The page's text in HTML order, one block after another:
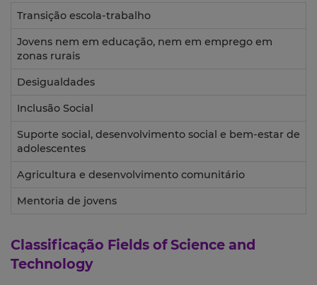
Transição escola-trabalho
Jovens nem em educação, nem em emprego em
zonas rurais
Desigualdades
Inclusão Social
Suporte social, desenvolvimento social e bem-estar de
adolescentes
Agricultura e desenvolvimento comunitário
Mentoria de jovens
Classificação Fields of Science and
Technology